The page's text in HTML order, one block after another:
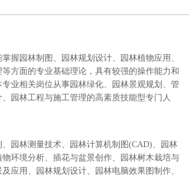
握园林制图、园林规划设计、园林植物应用、
方面的专业基础理论，具有较强的操作能力和
业相关岗位从事园林绿化、园林景观规划、管
园林工程与施工管理的高素质技能型专门人
、园林测量技术、园林计算机制图(CAD)、园林
环境分析、插花与盆景创作、园林树木栽培与
应用、园林规划设计、园林电脑效果图制作、